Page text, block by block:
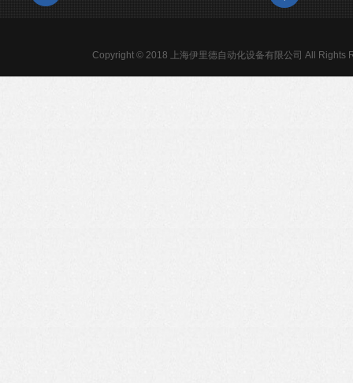
Copyright © 2018 上海伊里德自动化设备有限公司 All Rights